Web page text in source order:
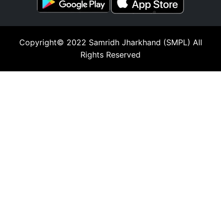
Copyright© 2022 Samridh Jharkhand (SMPL) All
Rights Reserved